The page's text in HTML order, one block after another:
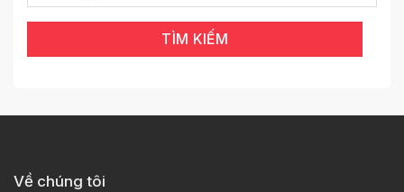
TÌM KIẾM
Về chúng tôi